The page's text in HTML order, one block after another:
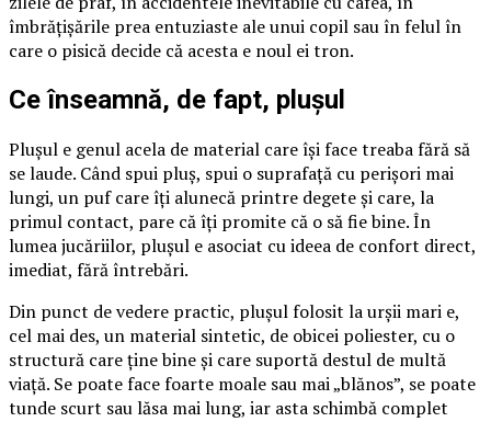
îmbrățișările prea entuziaste ale unui copil sau în felul în
care o pisică decide că acesta e noul ei tron.
Ce înseamnă, de fapt, plușul
Plușul e genul acela de material care își face treaba fără să
se laude. Când spui pluș, spui o suprafață cu perișori mai
lungi, un puf care îți alunecă printre degete și care, la
primul contact, pare că îți promite că o să fie bine. În
lumea jucăriilor, plușul e asociat cu ideea de confort direct,
imediat, fără întrebări.
Din punct de vedere practic, plușul folosit la urșii mari e,
cel mai des, un material sintetic, de obicei poliester, cu o
structură care ține bine și care suportă destul de multă
viață. Se poate face foarte moale sau mai „blănos”, se poate
tunde scurt sau lăsa mai lung, iar asta schimbă complet